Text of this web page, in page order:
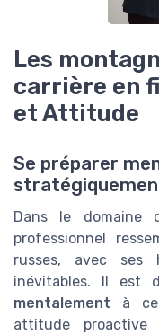
Les
carrière en
et Attitude
Se préparer
Dans le domaine
professionnel
russes, avec
inévitables. Il est
mentalement à
attitude